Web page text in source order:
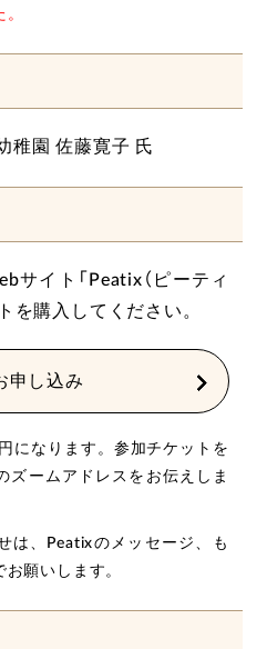
稚園 佐藤寛子 氏
サイト「Peatix（ピーティ
を購入してください。
申し込み
になります。参加チケットを
ズームアドレスをお伝えしま
は、Peatixのメッセージ、も
願いします。